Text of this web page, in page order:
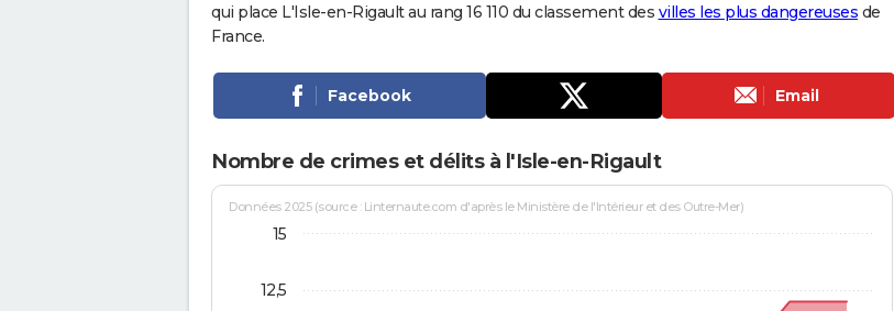
qui place L'Isle-en-Rigault au rang 16 110 du classement des villes les plus dangereuses de
France.
Facebook Email
Nombre de crimes et délits à l'Isle-en-Rigault
Données 2025 (source : Linternaute.com d'après le Ministère de l'Intérieur et des Outre-Mer)
12,5
15